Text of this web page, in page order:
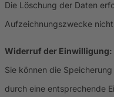
Die Löschung der Daten
Aufzeichnungszwecke
Widerruf der Einwilligung:
Sie können die
durch eine entsprechende